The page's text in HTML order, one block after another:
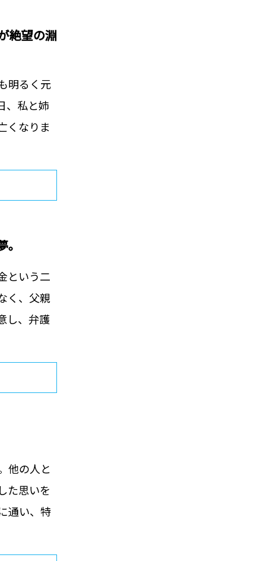
絶望の淵
明るく元
、私と姉
くなりま
という二
く、父親
し、弁護
他の人と
た思いを
通い、特